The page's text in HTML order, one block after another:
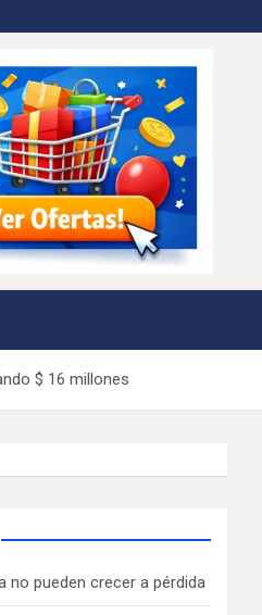
$ 16 millones
no pueden crecer a pérdida